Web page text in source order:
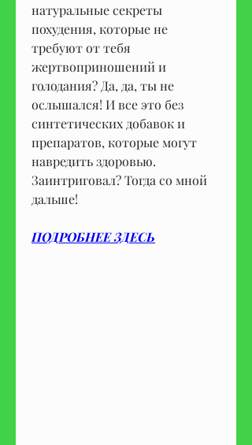
натуральные секреты
похудения, которые не
требуют от тебя
жертвоприношений и
голодания? Да, да, ты не
ослышался! И все это без
синтетических добавок и
препаратов, которые могут
навредить здоровью.
Заинтриговал? Тогда со мной
дальше!
ПОДРОБНЕЕ ЗДЕСЬ